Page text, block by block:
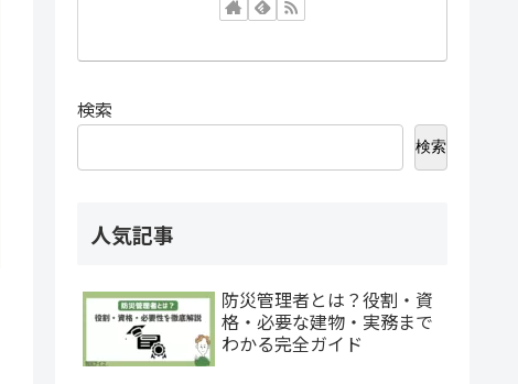
検索
検索
人気記事
防災管理者とは？役割・資
格・必要な建物・実務まで
わかる完全ガイド